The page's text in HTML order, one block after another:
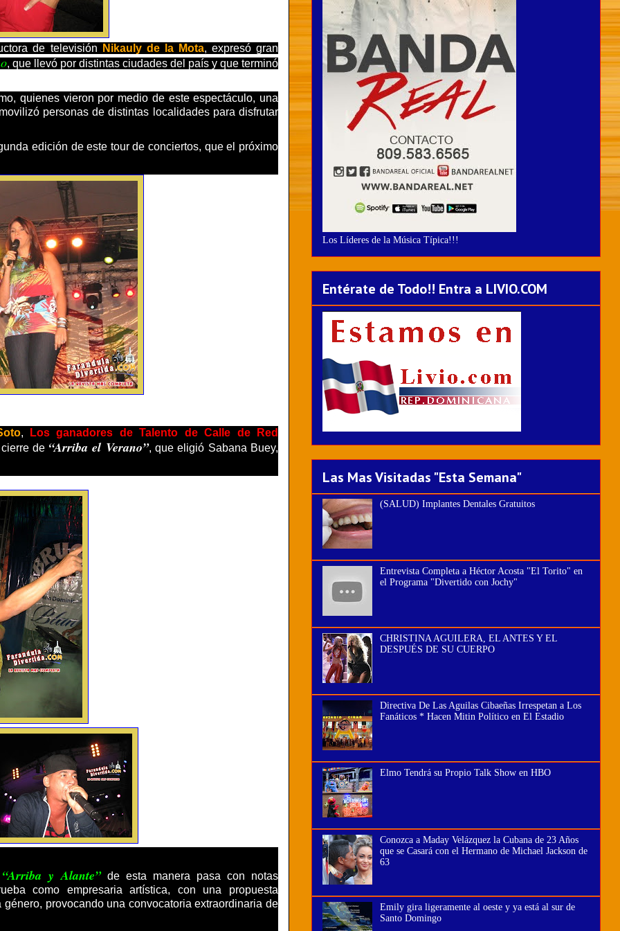
de televisión Nikauly de la Mota, expresó gran
, que llevó por distintas ciudades del país y que terminó
quienes vieron por medio de este espectáculo, una
personas de distintas localidades para disfrutar
edición de este tour de conciertos, que el próximo
,
Los ganadores de Talento de Calle de Red
de “Arriba el Verano”, que eligió Sabana Buey,
“Arriba y Alante”de esta manera pasa con notas
como empresaria artística, con una propuesta
provocando una convocatoria extraordinaria de
Los Líderes de la Música Típica!!!
Entérate de Todo!! Entra a LIVIO.COM
Las Mas Visitadas "Esta Semana"
(SALUD) Implantes Dentales Gratuitos
Entrevista Completa a Héctor Acosta "El Torito" en
el Programa "Divertido con Jochy"
CHRISTINA AGUILERA, EL ANTES Y EL
DESPUÉS DE SU CUERPO
Directiva De Las Aguilas Cibaeñas Irrespetan a Los
Fanáticos * Hacen Mitin Político en El Estadio
Elmo Tendrá su Propio Talk Show en HBO
Conozca a Maday Velázquez la Cubana de 23 Años
que se Casará con el Hermano de Michael Jackson de
63
Emily gira ligeramente al oeste y ya está al sur de
Santo Domingo